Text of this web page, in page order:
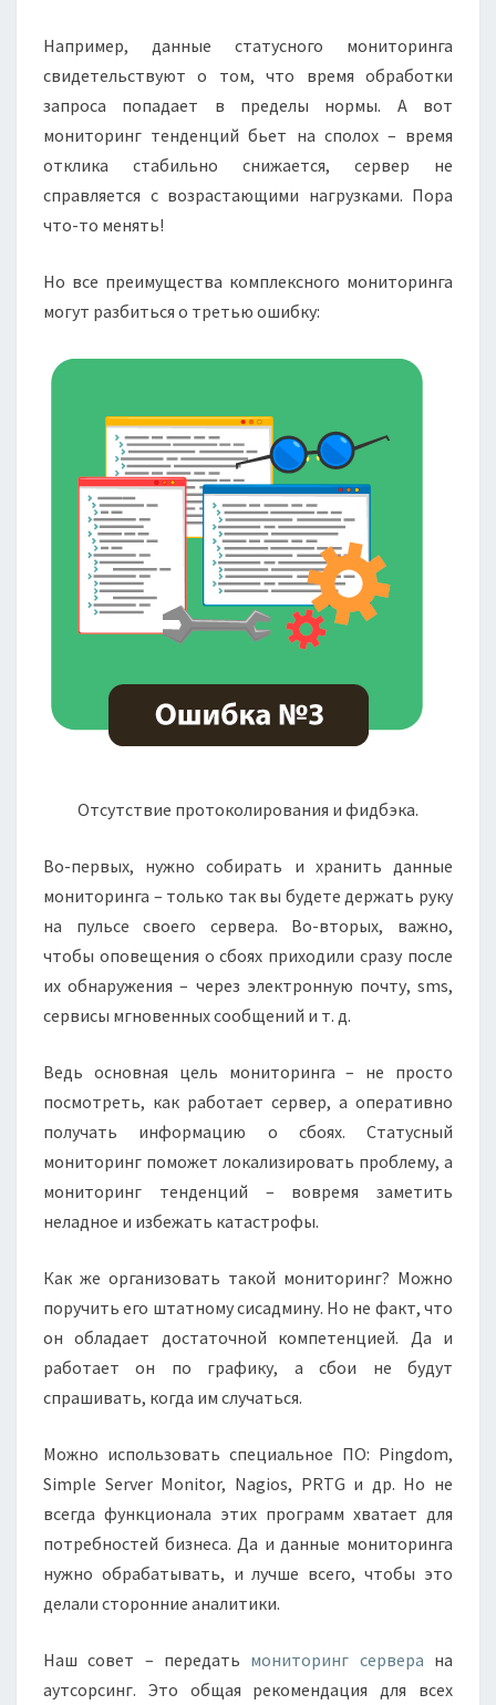
Например, данные статусного мониторинга
свидетельствуют о том, что время обработки
запроса попадает в пределы нормы. А вот
мониторинг тенденций бьет на сполох – время
отклика стабильно снижается, сервер не
справляется с возрастающими нагрузками. Пора
что-то менять!
Но все преимущества комплексного мониторинга
могут разбиться о третью ошибку:
Отсутствие протоколирования и фидбэка.
Во-первых, нужно собирать и хранить данные
мониторинга – только так вы будете держать руку
на пульсе своего сервера. Во-вторых, важно,
чтобы оповещения о сбоях приходили сразу после
их обнаружения – через электронную почту, sms,
сервисы мгновенных сообщений и т. д.
Ведь основная цель мониторинга – не просто
посмотреть, как работает сервер, а оперативно
получать информацию о сбоях. Статусный
мониторинг поможет локализировать проблему, а
мониторинг тенденций – вовремя заметить
неладное и избежать катастрофы.
Как же организовать такой мониторинг? Можно
поручить его штатному сисадмину. Но не факт, что
он обладает достаточной компетенцией. Да и
работает он по графику, а сбои не будут
спрашивать, когда им случаться.
Можно использовать специальное ПО: Pingdom,
Simple Server Monitor, Nagios, PRTG и др. Но не
всегда функционала этих программ хватает для
потребностей бизнеса. Да и данные мониторинга
нужно обрабатывать, и лучше всего, чтобы это
делали сторонние аналитики.
Наш совет – передать мониторинг сервера на
аутсорсинг. Это общая рекомендация для всех